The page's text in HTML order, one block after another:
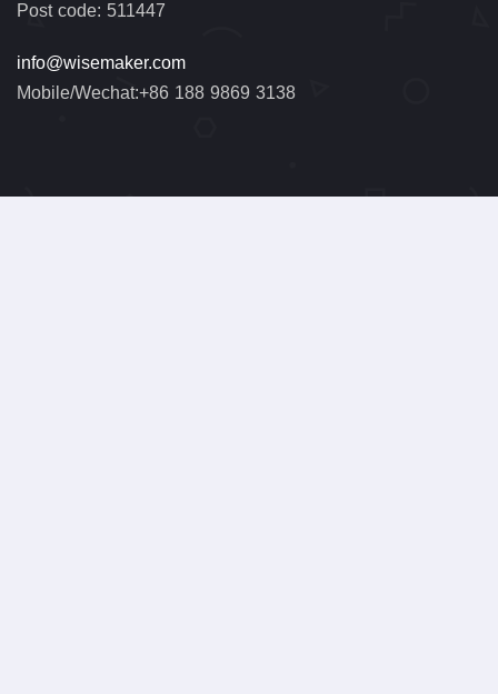
Post code: 511447
info@wisemaker.com
Mobile/Wechat:+86 188 9869 3138